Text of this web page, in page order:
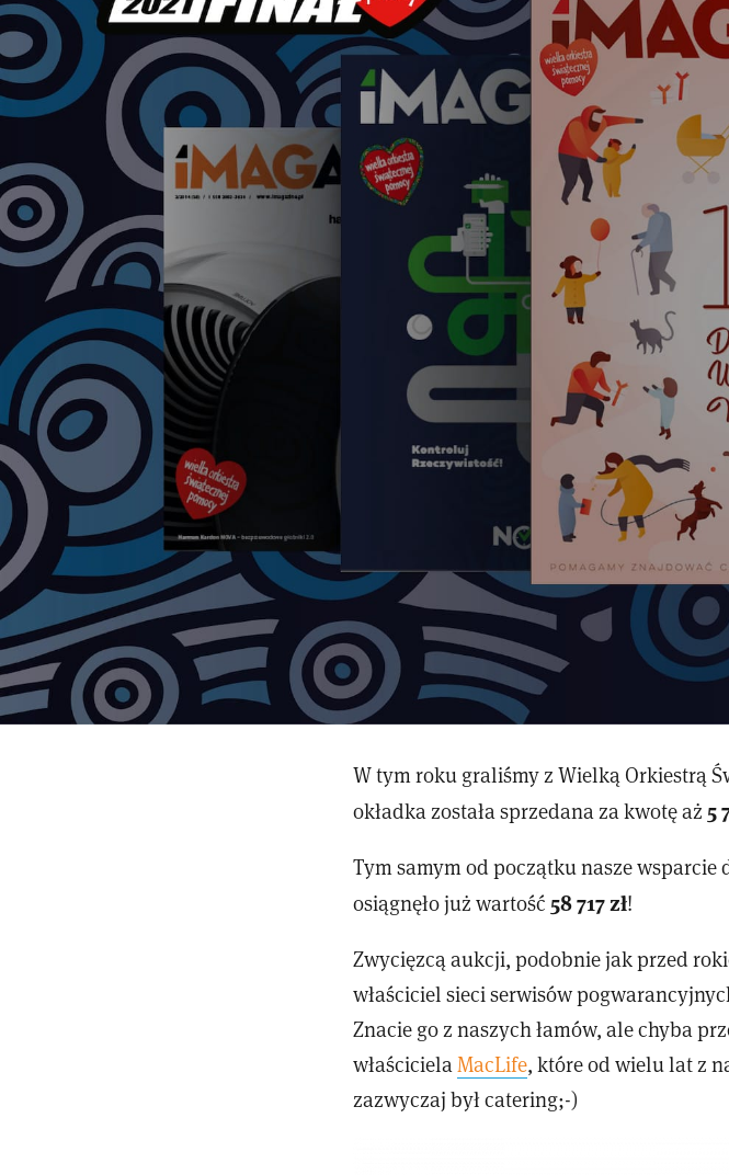
W tym roku graliśmy z Wielką Orkiestrą
okładka została sprzedana za kwotę aż 5
Tym samym od początku nasze
osiągnęło już wartość 58 717 zł!
Zwycięzcą aukcji, podobnie jak przed
właściciel sieci serwisów
Znacie go z naszych łamów, ale chyba
właściciela MacLife, które od wielu lat z
zazwyczaj był catering;-)